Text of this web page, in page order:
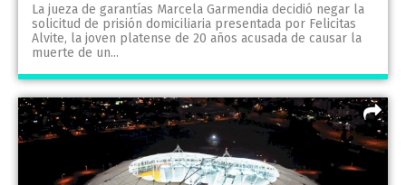
La jueza de garantías Marcela Garmendia decidió negar la
solicitud de prisión domiciliaria presentada por Felicitas
Alvite, la joven platense de 20 años acusada de causar la
muerte de un...